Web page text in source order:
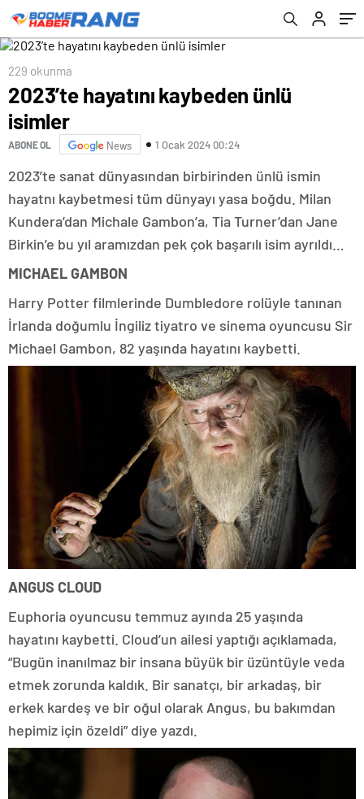
229 okunma
2023’te hayatını kaybeden ünlü
isimler
ABONE OL News 1 Ocak 2024 00:24
2023’te sanat dünyasından birbirinden ünlü ismin
hayatnı kaybetmesi tüm dünyayı yasa boğdu. Milan
Kundera’dan Michale Gambon’a, Tia Turner’dan Jane
Birkin’e bu yıl aramızdan pek çok başarılı isim ayrıldı…
MICHAEL GAMBON
Harry Potter filmlerinde Dumbledore rolüyle tanınan
İrlanda doğumlu İngiliz tiyatro ve sinema oyuncusu Sir
Michael Gambon, 82 yaşında hayatını kaybetti.
ANGUS CLOUD
Euphoria oyuncusu temmuz ayında 25 yaşında
hayatını kaybetti. Cloud’un ailesi yaptığı açıklamada,
“Bugün inanılmaz bir insana büyük bir üzüntüyle veda
etmek zorunda kaldık. Bir sanatçı, bir arkadaş, bir
erkek kardeş ve bir oğul olarak Angus, bu bakımdan
hepimiz için özeldi” diye yazdı.